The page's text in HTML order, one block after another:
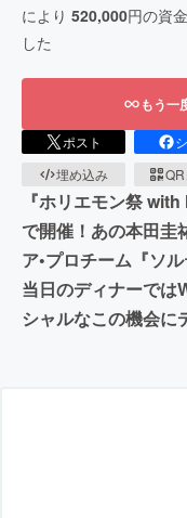
により 520,000円の資
した
もう一
ポスト
埋め込み
『ホリエモン祭
で開催！あの本田圭
ア•プロチーム『ソ
当日のディナーでは
シャルなこの機会に